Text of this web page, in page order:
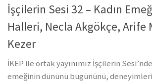
İşçilerin Sesi 32 – Kadın
Halleri, Necla Akgökçe, Arife
Kezer
İKEP ile ortak yayınımız İşçilerin
emeğinin dününü bugününü,